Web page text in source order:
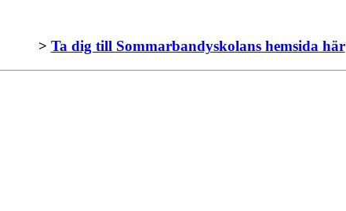
> Ta dig till Sommarbandyskolans hemsida här